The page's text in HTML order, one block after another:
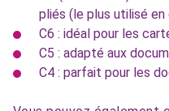
pliés (le plus utilisé
C6 : idéal pour les
C5 : adapté aux
C4 : parfait pour les